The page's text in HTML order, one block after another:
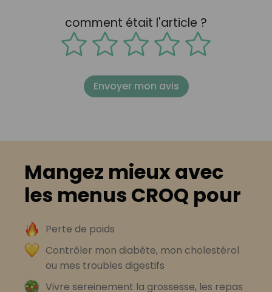
comment était l'article ?
Envoyer mon avis
Mangez mieux avec
les menus CROQ pour
Perte de poids
Contrôler mon diabète, mon cholestérol
ou mes troubles digestifs
Vivre sereinement la grossesse, les repas